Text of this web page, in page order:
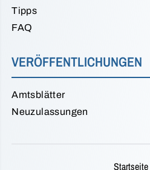
Tipps
FAQ
VERÖFFENTLICHUNGEN
Amtsblätter
Neuzulassungen
Startseite